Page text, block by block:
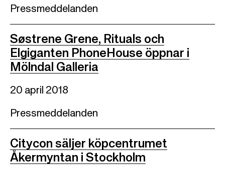
Pressmeddelanden
Søstrene Grene, Rituals och
Elgiganten PhoneHouse öppnar i
Mölndal Galleria
20 april 2018
Pressmeddelanden
Citycon säljer köpcentrumet
Åkermyntan i Stockholm